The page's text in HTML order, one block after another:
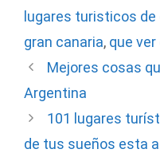
lugares turisticos de
gran canaria, que
Mejores cosas
Argentina
101 lugares
de tus sueños esta